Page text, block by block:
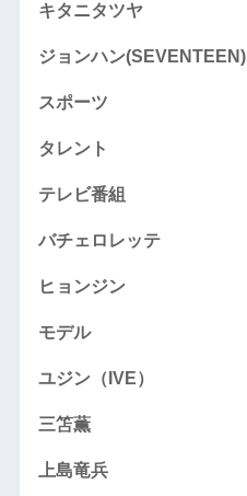
キタニタツヤ
ジョンハン(SEVENTEEN)
スポーツ
タレント
テレビ番組
バチェロレッテ
ヒョンジン
モデル
ユジン（IVE）
三笘薫
上島竜兵